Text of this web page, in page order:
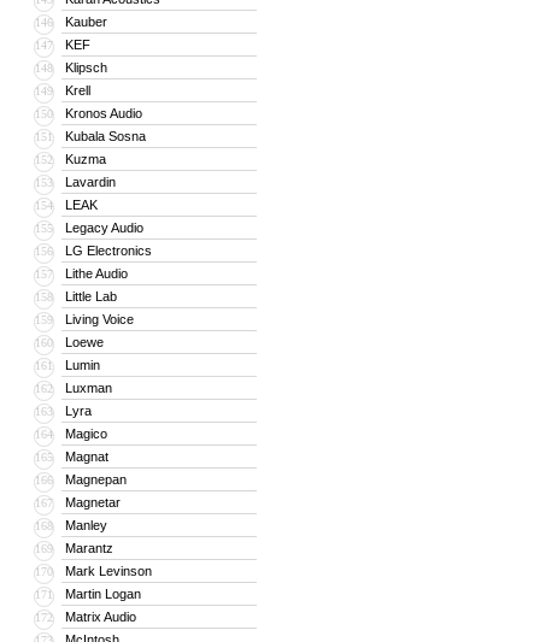
146 Kauber
147 KEF
148 Klipsch
149 Krell
150 Kronos Audio
151 Kubala Sosna
152 Kuzma
153 Lavardin
154 LEAK
155 Legacy Audio
156 LG Electronics
157 Lithe Audio
158 Little Lab
159 Living Voice
160 Loewe
161 Lumin
162 Luxman
163 Lyra
164 Magico
165 Magnat
166 Magnepan
167 Magnetar
168 Manley
169 Marantz
170 Mark Levinson
171 Martin Logan
172 Matrix Audio